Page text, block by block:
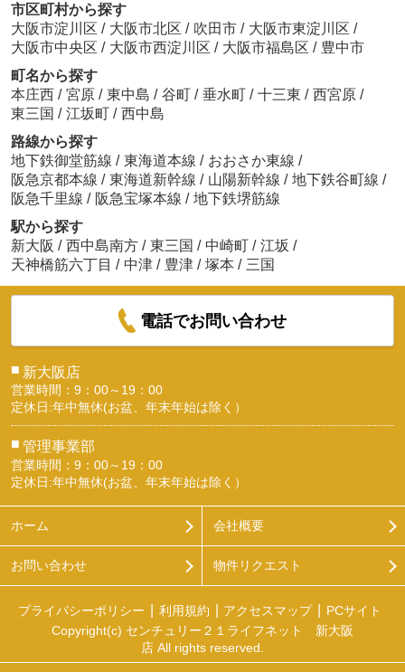
市区町村から探す
大阪市淀川区 / 大阪市北区 / 吹田市 / 大阪市東淀川区 /
大阪市中央区 / 大阪市西淀川区 / 大阪市福島区 / 豊中市
町名から探す
本庄西 / 宮原 / 東中島 / 谷町 / 垂水町 / 十三東 / 西宮原 /
東三国 / 江坂町 / 西中島
路線から探す
地下鉄御堂筋線 / 東海道本線 / おおさか東線 /
阪急京都本線 / 東海道新幹線 / 山陽新幹線 / 地下鉄谷町線 /
阪急千里線 / 阪急宝塚本線 / 地下鉄堺筋線
駅から探す
新大阪 / 西中島南方 / 東三国 / 中崎町 / 江坂 /
天神橋筋六丁目 / 中津 / 豊津 / 塚本 / 三国
電話でお問い合わせ
■ 新大阪店
営業時間：9：00～19：00
定休日:年中無休(お盆、年末年始は除く）
■ 管理事業部
営業時間：9：00～19：00
定休日:年中無休(お盆、年末年始は除く）
ホーム 会社概要
お問い合わせ 物件リクエスト
プライバシーポリシー 利用規約 アクセスマップ
PCサイト
Copyright(c) センチュリー２１ライフネット 新大阪
店 All rights reserved.